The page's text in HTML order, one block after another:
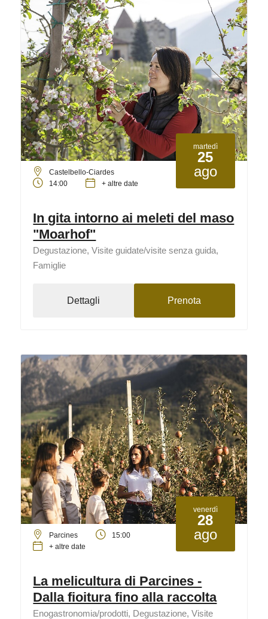
martedì
25
ago
Castelbello-Ciardes
14:00
+ altre date
In gita intorno ai meleti del maso
"Moarhof"
Degustazione, Visite guidate/visite senza guida,
Famiglie
Dettagli Prenota
venerdì
28
ago
Parcines
15:00
+ altre date
La melicultura di Parcines -
Dalla fioitura fino alla raccolta
Enogastronomia/prodotti, Degustazione, Visite